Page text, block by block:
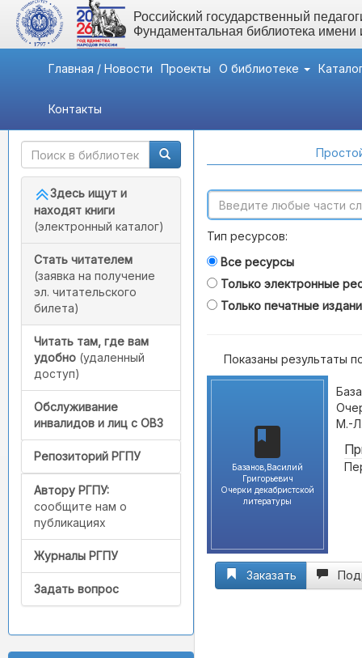
Российский государственный
Фундаментальная библиотека
Главная / Новости Проекты О библиотеке
Контакты
Быстрый доступ
Здесь ищут и
находят книги
(электронный каталог)
Стать читателем
(заявка на получение
эл. читательского
билета)
Читать там, где вам
удобно (удаленный
доступ)
Обслуживание
инвалидов и лиц с ОВЗ
Репозиторий РГПУ
Автору РГПУ:
сообщите нам о
публикациях
Журналы РГПУ
Задать вопрос
Тип ресурсов:
Все ресурсы
Только электронные
Только печатные
Показаны результаты
Базанов,Василий
Григорьевич
Очерки декабристской
литературы
М.-
Заказать